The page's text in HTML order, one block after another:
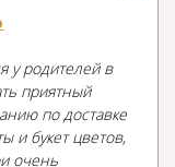
у родителей в
приятный
по доставке
и букет цветов,
очень